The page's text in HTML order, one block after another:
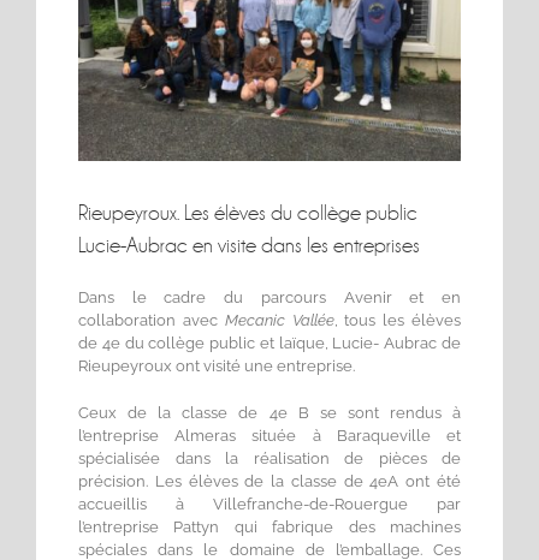
Rieupeyroux. Les élèves du collège public
Lucie-Aubrac en visite dans les entreprises
Dans le cadre du parcours Avenir et en
collaboration avec Mecanic Vallée, tous les élèves
de 4e du collège public et laïque, Lucie- Aubrac de
Rieupeyroux ont visité une entreprise.
Ceux de la classe de 4e B se sont rendus à
l’entreprise Almeras située à Baraqueville et
spécialisée dans la réalisation de pièces de
précision. Les élèves de la classe de 4eA ont été
accueillis à Villefranche-de-Rouergue par
l’entreprise Pattyn qui fabrique des machines
spéciales dans le domaine de l’emballage. Ces